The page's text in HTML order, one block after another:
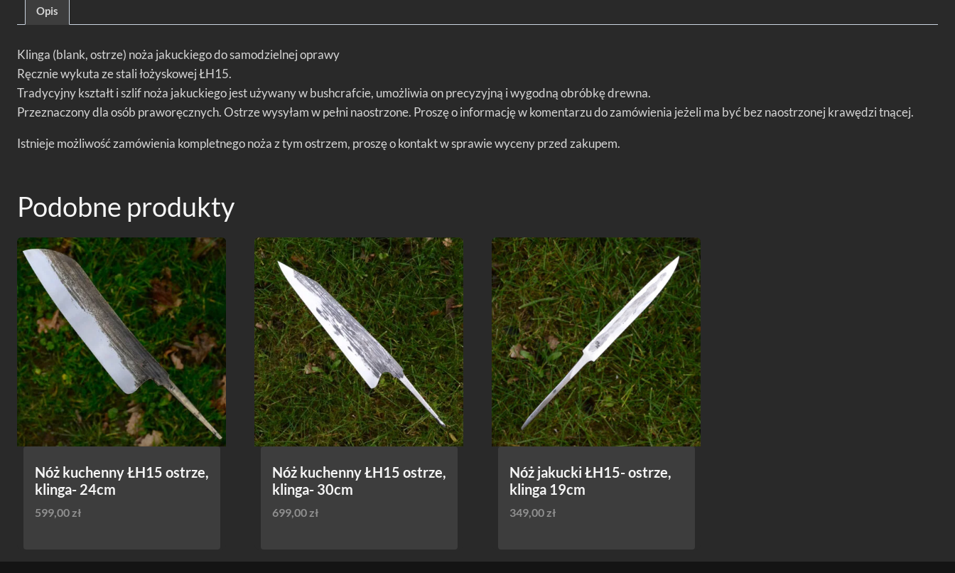
Opis
Klinga (blank, ostrze) noża jakuckiego do samodzielnej oprawy
Ręcznie wykuta ze stali łożyskowej ŁH15.
Tradycyjny kształt i szlif noża jakuckiego jest używany w bushcrafcie, umożliwia on precyzyjną i wygodną obróbkę drewna.
Przeznaczony dla osób praworęcznych. Ostrze wysyłam w pełni naostrzone. Proszę o informację w komentarzu do zamówienia jeżeli ma być bez naostrzonej krawędzi tnącej.
Istnieje możliwość zamówienia kompletnego noża z tym ostrzem, proszę o kontakt w sprawie wyceny przed zakupem.
Podobne produkty
Nóż kuchenny ŁH15 ostrze,
klinga- 24cm
599,00 zł
Nóż kuchenny ŁH15 ostrze,
klinga- 30cm
699,00 zł
Nóż jakucki ŁH15- ostrze,
klinga 19cm
349,00 zł